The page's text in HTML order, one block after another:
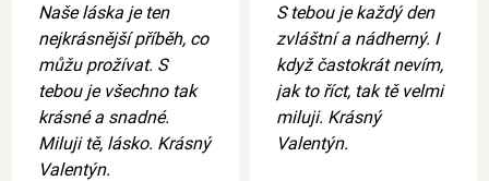
Naše láska je ten
nejkrásnější příběh, co
můžu prožívat. S
tebou je všechno tak
krásné a snadné.
Miluji tě, lásko. Krásný
Valentýn.
S tebou je každý den
zvláštní a nádherný. I
když častokrát nevím,
jak to říct, tak tě velmi
miluji. Krásný
Valentýn.